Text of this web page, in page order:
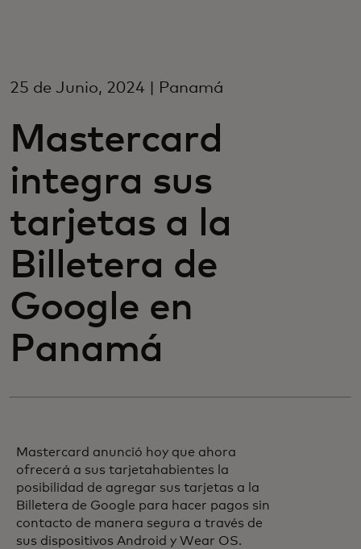
For business
For the world
For innovators
News and trends
25 de Junio, 2024 | Panamá
Mastercard
integra sus
tarjetas a la
Billetera de
Google en
Panamá
Mastercard anunció hoy que ahora
ofrecerá a sus tarjetahabientes la
posibilidad de agregar sus tarjetas a la
Billetera de Google para hacer pagos sin
contacto de manera segura a través de
sus dispositivos Android y Wear OS.